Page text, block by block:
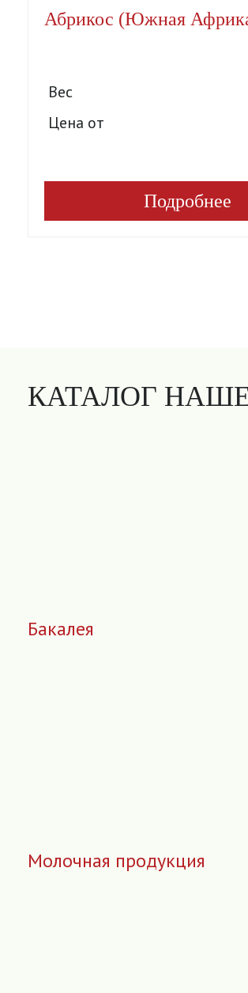
Абрикос (Южная
Вес
Цена от
Подробнее
КАТАЛОГ
Бакалея
Молочная продукция